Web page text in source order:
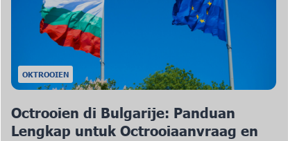
OKTROOIEN
Octrooien di Bulgarije: Panduan
Lengkap untuk Octrooiaanvraag en